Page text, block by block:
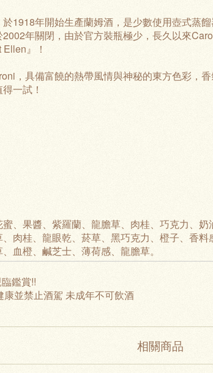
1918年開始生產蘭姆酒，是少數使用壺式蒸
年關閉，由於官方裝瓶極少，長久以來
』！
，具備富饒的熱帶風情與神秘的東方色彩，
一試！
、果醬、紫羅蘭、龍膽草、肉桂、巧克力、奶
肉桂、龍眼乾、菸草、黑巧克力、橙子、香料
血橙、鹹芝士、薄荷感、龍膽草。
鑑賞!!
並禁止酒駕 未成年不可飲酒
相關商品